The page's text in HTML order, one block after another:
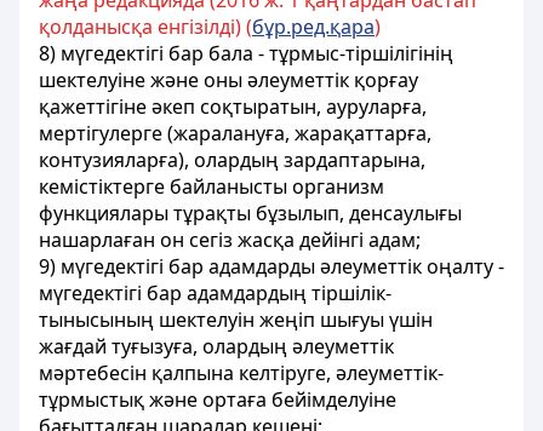
қолданысқа енгiзiлдi) (бұр.ред.қара)
8) мүгедектігі бар бала - тұрмыс-тіршілігінің
шектелуiне және оны әлеуметтiк қорғау
қажеттiгiне әкеп соқтыратын, ауруларға,
мертігулерге (жаралануға, жарақаттарға,
контузияларға), олардың зардаптарына,
кемiстiктерге байланысты организм
функциялары тұрақты бұзылып, денсаулығы
нашарлаған он сегiз жасқа дейінгі адам;
9) мүгедектігі бар адамдарды әлеуметтiк оңалту -
мүгедектігі бар адамдардың тiршiлiк-
тынысының шектелуiн жеңiп шығуы үшiн
жағдай туғызуға, олардың әлеуметтiк
мәртебесiн қалпына келтiруге, әлеуметтiк-
тұрмыстық және ортаға бейiмделуiне